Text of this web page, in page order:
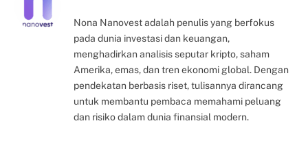
Nona Nanovest adalah penulis yang berfokus
pada dunia investasi dan keuangan,
menghadirkan analisis seputar kripto, saham
Amerika, emas, dan tren ekonomi global. Dengan
pendekatan berbasis riset, tulisannya dirancang
untuk membantu pembaca memahami peluang
dan risiko dalam dunia finansial modern.